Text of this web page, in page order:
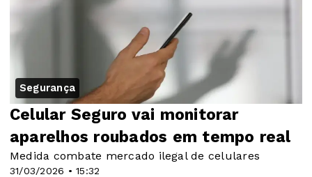
Segurança
31/03/2026 • 15:32
Celular Seguro vai monitorar
aparelhos roubados em tempo real
Medida combate mercado ilegal de celulares